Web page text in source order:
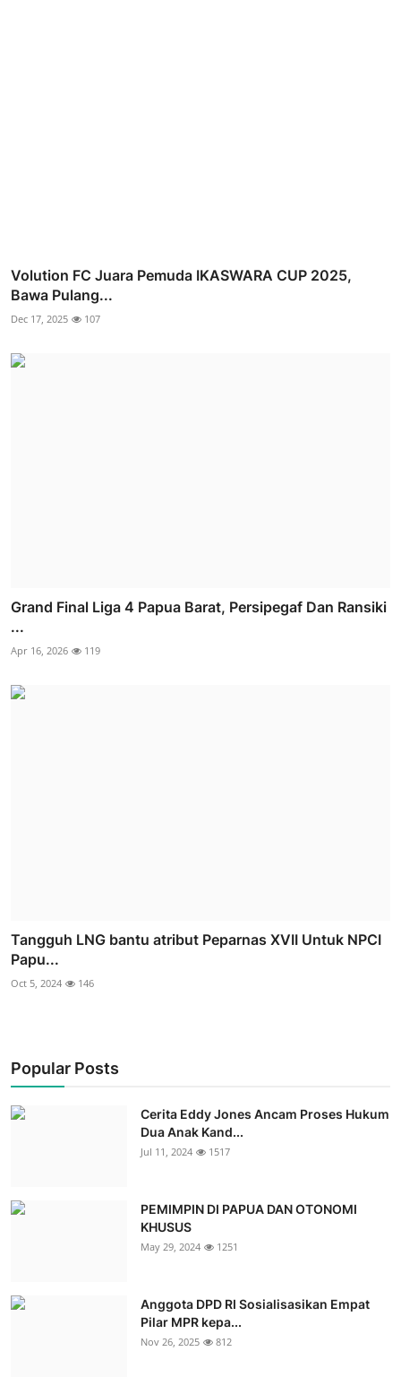
Volution FC Juara Pemuda IKASWARA CUP 2025,
Bawa Pulang...
Dec 17, 2025 107
Grand Final Liga 4 Papua Barat, Persipegaf Dan Ransiki
...
Apr 16, 2026 119
Tangguh LNG bantu atribut Peparnas XVII Untuk NPCI
Papu...
Oct 5, 2024 146
Popular Posts
Cerita Eddy Jones Ancam Proses Hukum
Dua Anak Kand...
Jul 11, 2024 1517
PEMIMPIN DI PAPUA DAN OTONOMI
KHUSUS
May 29, 2024 1251
Anggota DPD RI Sosialisasikan Empat
Pilar MPR kepa...
Nov 26, 2025 812